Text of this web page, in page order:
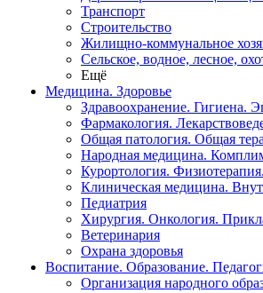
Транспорт
Строительство
Жилищно-коммунальное
Сельское, водное, лесное,
Ещё
Медицина. Здоровье
Здравоохранение. Гигиена.
Фармакология.
Общая патология. Общая
Народная медицина.
Курортология.
Клиническая медицина.
Педиатрия
Хирургия. Онкология.
Ветеринария
Охрана здоровья
Воспитание. Образование.
Организация народного